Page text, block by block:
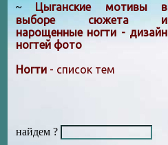
~ Цыганские мотивы в
выборе сюжета и
нарощенные ногти - дизайн
ногтей фото
Ногти - список тем
найдем ?